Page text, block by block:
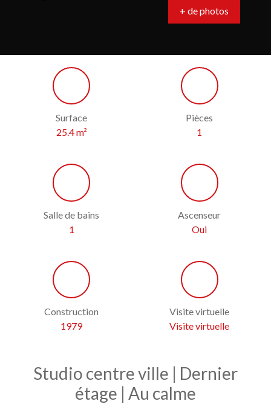
+ de photos
Surface
25.4m²
Pièces
1
Salle de bains
1
Ascenseur
Oui
Construction
1979
Visite virtuelle
Visite virtuelle
Studio centre ville | Dernier
étage | Au calme